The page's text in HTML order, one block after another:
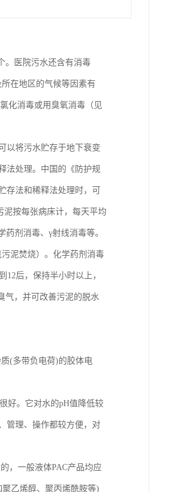
。医院污水还含有消毒
在地区的气候等因素有
化消毒或用臭氧消毒（见
以将污水贮存于地下衰变
法处理。中国的《防护规
存法和稀释法处理时，可
按每张病床计，每天平均
剂消毒、γ射线消毒等。
泥焚烧）。化学药剂消毒
后，保持半小时以上，
气，并可改善污泥的脱水
(多带负电荷)的胶体电
好。它对水的pH值降低较
管理、操作都较方便，对
，一般液体PAC产品均应
乙烯醇、聚丙烯酰胺等)